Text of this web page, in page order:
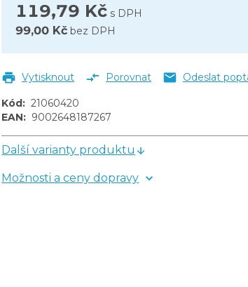
119,79 Kč s DPH
99,00 Kč bez DPH
Vytisknout Porovnat Odeslat
Kód: 21060420
EAN: 9002648187267
Další varianty produktu
Možnosti a ceny dopravy